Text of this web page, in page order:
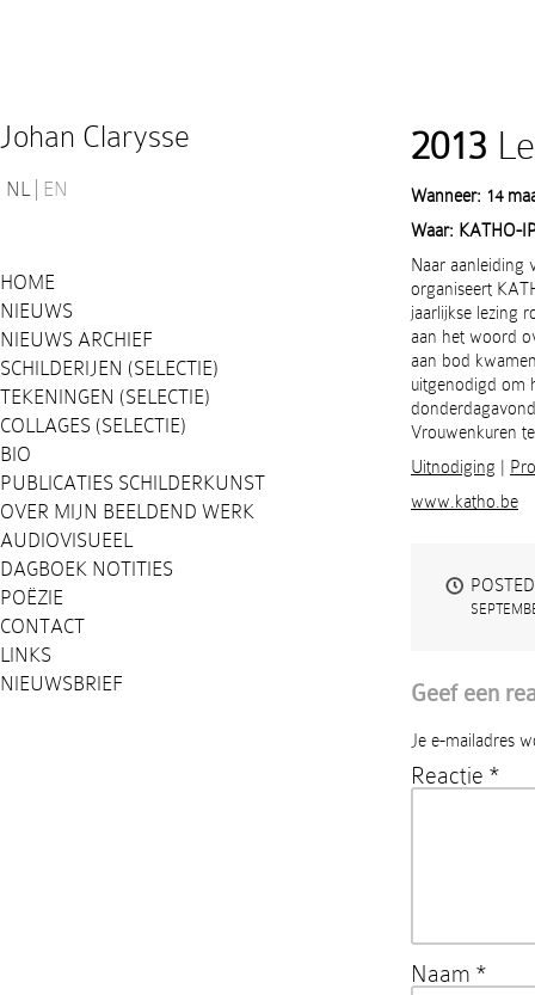
Johan Clarysse
NL EN
HOME
NIEUWS
NIEUWS ARCHIEF
SCHILDERIJEN (SELECTIE)
TEKENINGEN (SELECTIE)
COLLAGES (SELECTIE)
BIO
PUBLICATIES SCHILDERKUNST
OVER MIJN BEELDEND WERK
AUDIOVISUEEL
DAGBOEK NOTITIES
POËZIE
CONTACT
LINKS
NIEUWSBRIEF
2013
Wanneer: 14
Waar: KATHO-
Naar aanleiding
organiseert
jaarlijkse lezing
aan het woord
aan bod
uitgenodigd om
Vrouwenkuren
Uitnodiging
www.katho.be
Geef een
Je e-mailadres
Reactie *
Naam *